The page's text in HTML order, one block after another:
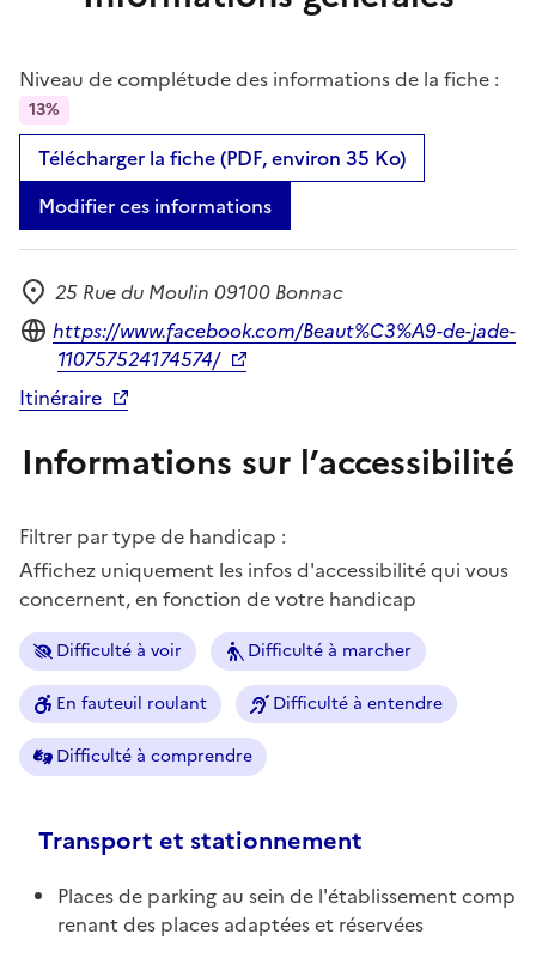
Niveau de complétude des informations de la fiche :
13%
Télécharger la fiche (PDF, environ 35 Ko)
Modifier ces informations
Adresse
25 Rue du Moulin 09100 Bonnac
Site internet
https://www.facebook.com/Beaut%C3%A9-de-jade-
110757524174574/
Itinéraire
Informations sur l’accessibilité
Filtrer par type de handicap :
Affichez uniquement les infos d'accessibilité qui vous
concernent, en fonction de votre handicap
Difficulté à voir Difficulté à marcher
En fauteuil roulant Difficulté à entendre
Difficulté à comprendre
Transport et stationnement
Places de parking au sein de l'établissement comp
renant des places adaptées et réservées